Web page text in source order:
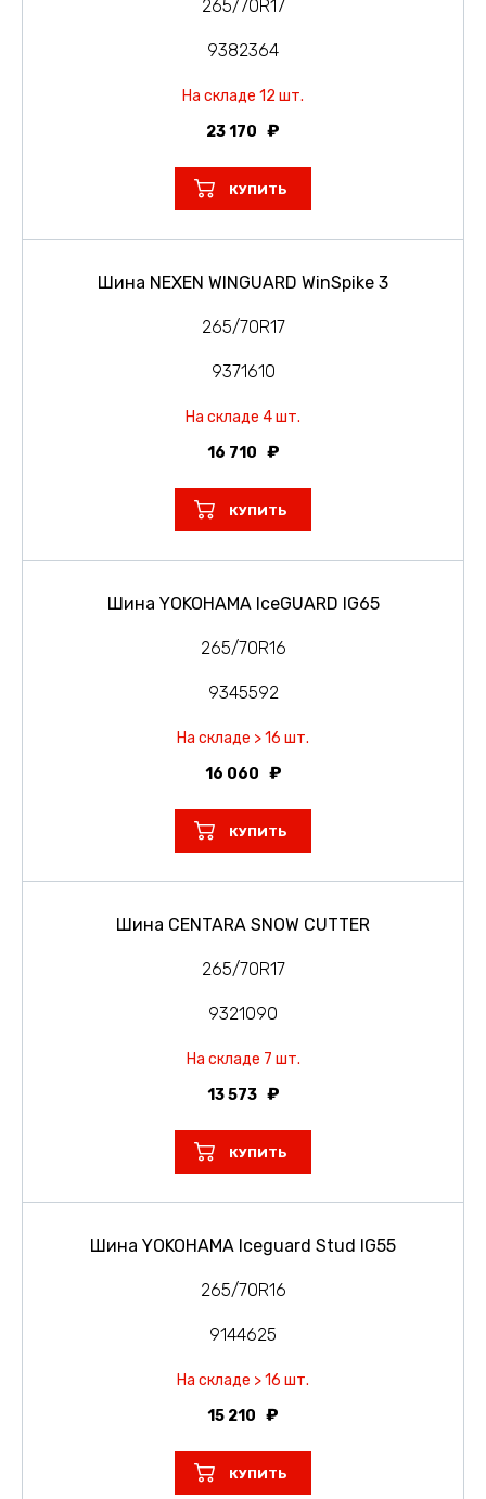
265/70R17
9382364
На складе 12 шт.
23 170
КУПИТЬ
Шина NEXEN WINGUARD WinSpike 3
265/70R17
9371610
На складе 4 шт.
16 710
КУПИТЬ
Шина YOKOHAMA IceGUARD IG65
265/70R16
9345592
На складе > 16 шт.
16 060
КУПИТЬ
Шина CENTARA SNOW CUTTER
265/70R17
9321090
На складе 7 шт.
13 573
КУПИТЬ
Шина YOKOHAMA Iceguard Stud IG55
265/70R16
9144625
На складе > 16 шт.
15 210
КУПИТЬ